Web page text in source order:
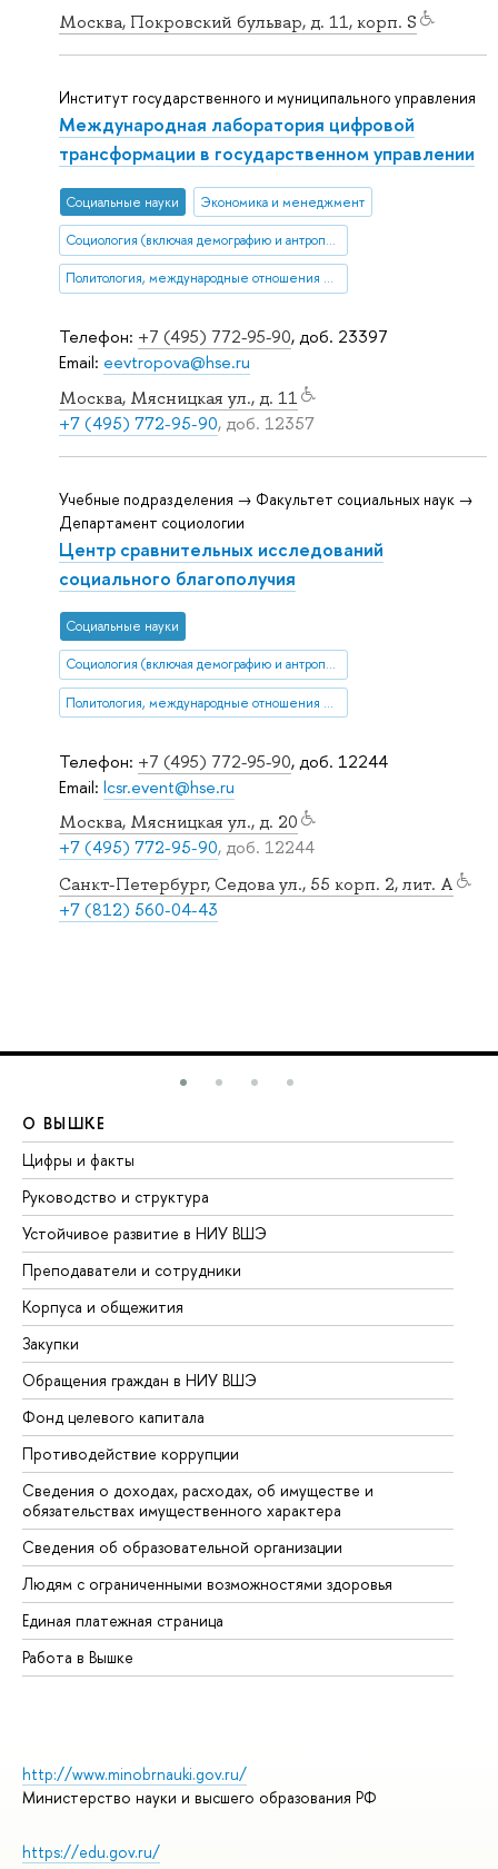
Москва, Покровский бульвар, д. 11, корп. S
Телефон: +7 (495) 772-95-90, доб. 23397
Email: eevtropova@hse.ru
Москва, Мясницкая ул., д. 11
+7 (495) 772-95-90, доб. 12357
Институт государственного и муниципального управления
Международная лаборатория цифровой
трансформации в государственном управлении
Социальные науки Экономика и менеджмент
Социология (включая демографию и антропологию)
Политология, международные отношения и ГМУ
Телефон: +7 (495) 772-95-90, доб. 12244
Email: lcsr.event@hse.ru
Москва, Мясницкая ул., д. 20
+7 (495) 772-95-90, доб. 12244
Санкт-Петербург, Седова ул., 55 корп. 2, лит. А
+7 (812) 560-04-43
Учебные подразделения → Факультет социальных наук →
Департамент социологии
Центр сравнительных исследований
социального благополучия
Социальные науки
Социология (включая демографию и антропологию)
Политология, международные отношения и ГМУ
О ВЫШКЕ
Цифры и факты
Руководство и структура
Устойчивое развитие в НИУ ВШЭ
Преподаватели и сотрудники
Корпуса и общежития
Закупки
Обращения граждан в НИУ ВШЭ
Фонд целевого капитала
Противодействие коррупции
Сведения о доходах, расходах, об имуществе и
обязательствах имущественного характера
Сведения об образовательной организации
Людям с ограниченными возможностями здоровья
Единая платежная страница
Работа в Вышке
http://www.minobrnauki.gov.ru/
Министерство науки и высшего образования РФ
https://edu.gov.ru/